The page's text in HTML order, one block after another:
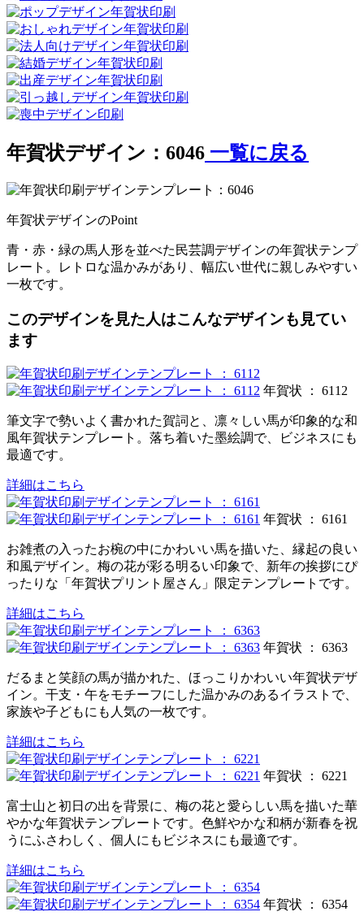
年賀状デザイン：6046 一覧に戻る
年賀状デザインのPoint
青・赤・緑の馬人形を並べた民芸調デザインの年賀状テンプ
レート。レトロな温かみがあり、幅広い世代に親しみやすい
一枚です。
このデザインを見た人はこんなデザインも見てい
ます
年賀状 ： 6112
筆文字で勢いよく書かれた賀詞と、凛々しい馬が印象的な和
風年賀状テンプレート。落ち着いた墨絵調で、ビジネスにも
最適です。
詳細はこちら
年賀状 ： 6161
お雑煮の入ったお椀の中にかわいい馬を描いた、縁起の良い
和風デザイン。梅の花が彩る明るい印象で、新年の挨拶にぴ
ったりな「年賀状プリント屋さん」限定テンプレートです。
詳細はこちら
年賀状 ： 6363
だるまと笑顔の馬が描かれた、ほっこりかわいい年賀状デザ
イン。干支・午をモチーフにした温かみのあるイラストで、
家族や子どもにも人気の一枚です。
詳細はこちら
年賀状 ： 6221
富士山と初日の出を背景に、梅の花と愛らしい馬を描いた華
やかな年賀状テンプレートです。色鮮やかな和柄が新春を祝
うにふさわしく、個人にもビジネスにも最適です。
詳細はこちら
年賀状 ： 6354